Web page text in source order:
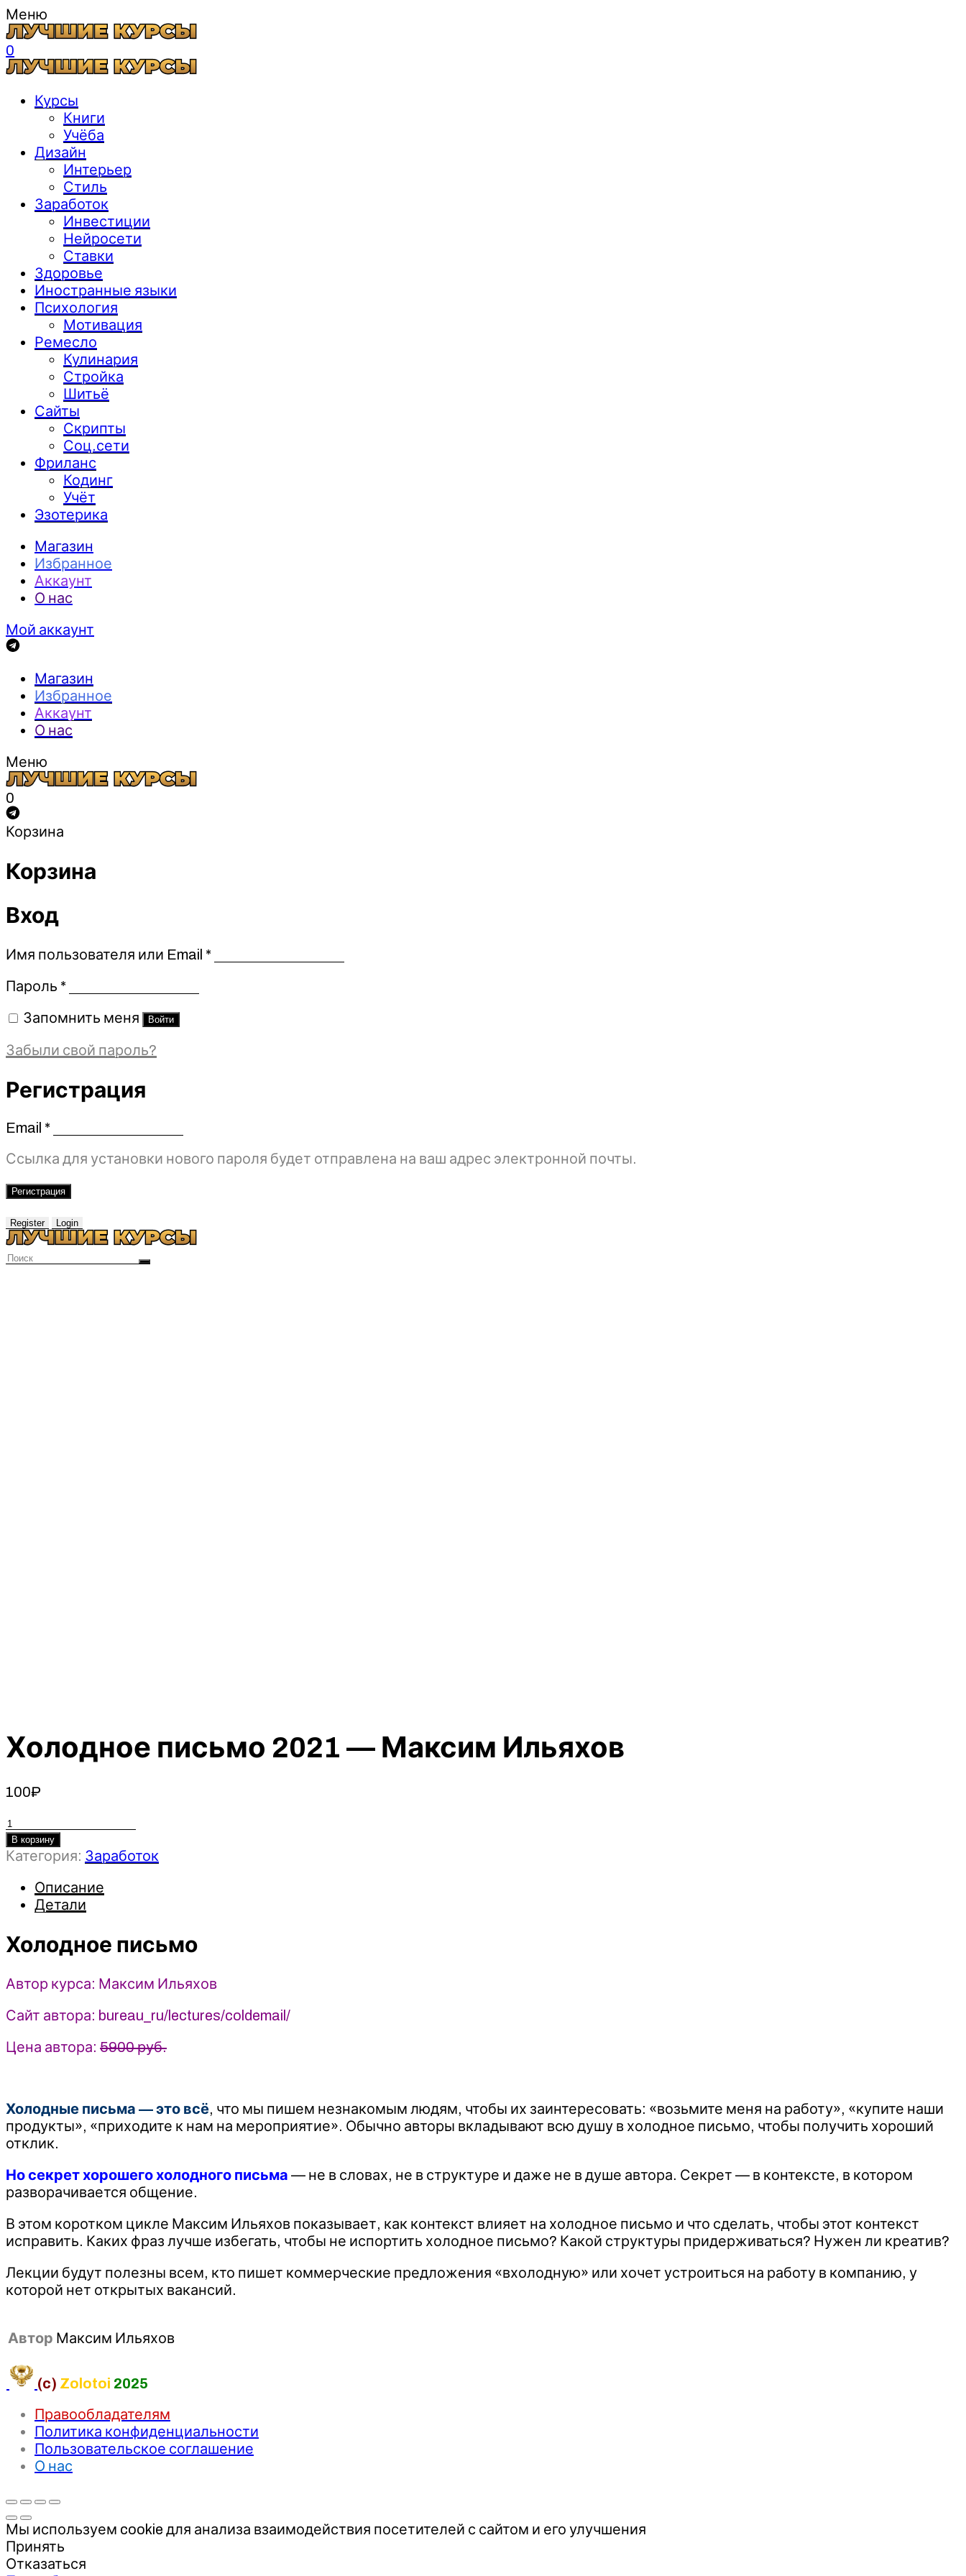
Меню
0
Курсы
Книги
Учёба
Дизайн
Интерьер
Стиль
Заработок
Инвестиции
Нейросети
Ставки
Здоровье
Иностранные языки
Психология
Мотивация
Ремесло
Кулинария
Стройка
Шитьё
Сайты
Скрипты
Соц.сети
Фриланс
Кодинг
Учёт
Эзотерика
Магазин
Избранное
Аккаунт
О нас
Мой аккаунт
Магазин
Избранное
Аккаунт
О нас
Меню
0
Корзина
Корзина
Вход
Имя пользователя или Email *Обязательно
Пароль *Обязательно
Запомнить меня Войти
Забыли свой пароль?
Регистрация
Email *Обязательно
Ссылка для установки нового пароля будет отправлена ​​на ваш адрес электронной почты.
Регистрация
Register Login
Холодное письмо 2021 — Максим Ильяхов
100₽
Количество
товара
Холодное
2021
Ильяхов
В корзину
Категория: Заработок
Описание
Детали
Холодное письмо
Автор курса: Максим Ильяхов
Сайт автора: bureau_ru/lectures/coldemail/
Цена автора: 5900 руб.
Холодные письма — это всё, что мы пишем незнакомым людям, чтобы их заинтересовать: «возьмите меня на работу», «купите наши
продукты», «приходите к нам на мероприятие». Обычно авторы вкладывают всю душу в холодное письмо, чтобы получить хороший
отклик.
Но секрет хорошего холодного письма — не в словах, не в структуре и даже не в душе автора. Секрет — в контексте, в котором
разворачивается общение.
В этом коротком цикле Максим Ильяхов показывает, как контекст влияет на холодное письмо и что сделать, чтобы этот контекст
исправить. Каких фраз лучше избегать, чтобы не испортить холодное письмо? Какой структуры придерживаться? Нужен ли креатив?
Лекции будут полезны всем, кто пишет коммерческие предложения «вхолодную» или хочет устроиться на работу в компанию, у
которой нет открытых вакансий.
Автор Максим Ильяхов
(c) Zolotoi 2025
Правообладателям
Политика конфиденциальности
Пользовательское соглашение
О нас
Мы используем cookie для анализа взаимодействия посетителей с сайтом и его улучшения
Принять
Отказаться